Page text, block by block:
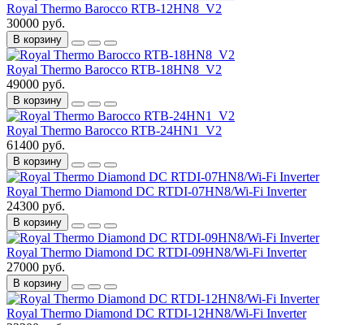
Royal Thermo Barocco RTB-12HN8_V2
30000 руб.
В корзину
Royal Thermo Barocco RTB-18HN8_V2
49000 руб.
В корзину
Royal Thermo Barocco RTB-24HN1_V2
61400 руб.
В корзину
Royal Thermo Diamond DC RTDI-07HN8/Wi-Fi Inverter
24300 руб.
В корзину
Royal Thermo Diamond DC RTDI-09HN8/Wi-Fi Inverter
27000 руб.
В корзину
Royal Thermo Diamond DC RTDI-12HN8/Wi-Fi Inverter